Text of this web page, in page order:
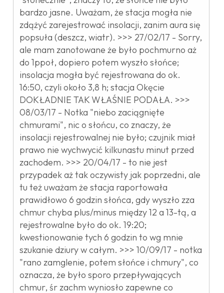
bardzo jasne. Uważam, że stacja mogła nie
zdążyć zarejestrować insolacji, zanim aura się
popsuła (deszcz, wiatr). >>> 27/02/17 - Sorry,
ale mam zanotowane że było pochmurno aż
do 1ppoł, dopiero potem wyszło słońce;
insolacja mogła być rejestrowana do ok.
16:50, czyli około 3,8 h; stacja Okęcie
DOKŁADNIE TAK WŁAŚNIE PODAŁA. >>>
08/03/17 - Notka "niebo zaciągnięte
chmurami", nic o słońcu, co znaczy, że
insolacji rejestrowalnej nie było; czujnik miał
prawo nie wychwycić kilkunastu minut przed
zachodem. >>> 20/04/17 - to nie jest
przypadek aż tak oczywisty jak poprzedni, ale
tu też uważam że stacja raportowała
prawidłowo 6 godzin słońca, gdy wyszło zza
chmur chyba plus/minus między 12 a 13-tą, a
rejestrowalne było do ok. 19:20;
kwestionowanie tych 6 godzin to wg mnie
szukanie dziury w całym. >>> 10/09/17 - notka
"rano zamglenie, potem słońce i chmury", co
oznacza, że było sporo przepływających
chmur, śr zachm wyniosło zapewne co